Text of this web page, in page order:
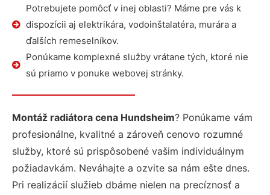
Potrebujete pomôcť v inej oblasti? Máme pre vás k
dispozícii aj elektrikára, vodoinštalatéra, murára a
ďalších remeselníkov.
Ponúkame komplexné služby vrátane tých, ktoré nie
sú priamo v ponuke webovej stránky.
Montáž radiátora cena Hundsheim? Ponúkame vám
profesionálne, kvalitné a zároveň cenovo rozumné
služby, ktoré sú prispôsobené vašim individuálnym
požiadavkám. Neváhajte a ozvite sa nám ešte dnes.
Pri realizácií služieb dbáme nielen na precíznosť a